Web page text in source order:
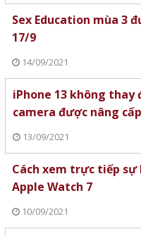
Sex Education mùa 3
17/9
14/09/2021
iPhone 13 không thay
camera được nâng
13/09/2021
Cách xem trực tiếp sự
Apple Watch 7
10/09/2021